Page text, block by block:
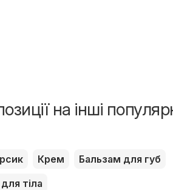
на інші
Крем
Бальзам для губ
тіла